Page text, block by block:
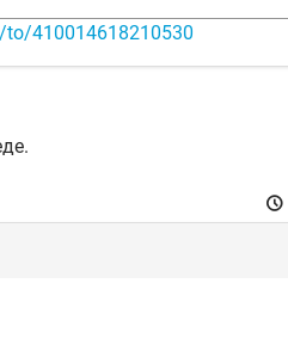
to/410014618210530